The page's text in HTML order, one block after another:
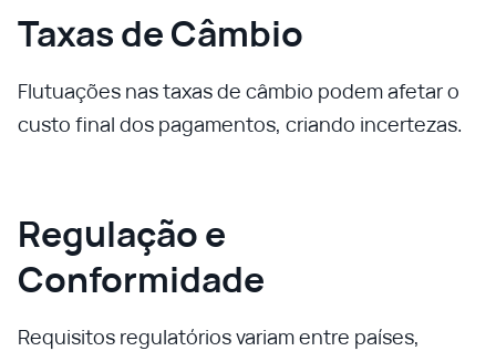
Taxas de Câmbio
Flutuações nas taxas de câmbio podem afetar o
custo final dos pagamentos, criando incertezas.
Regulação e
Conformidade
Requisitos regulatórios variam entre países,